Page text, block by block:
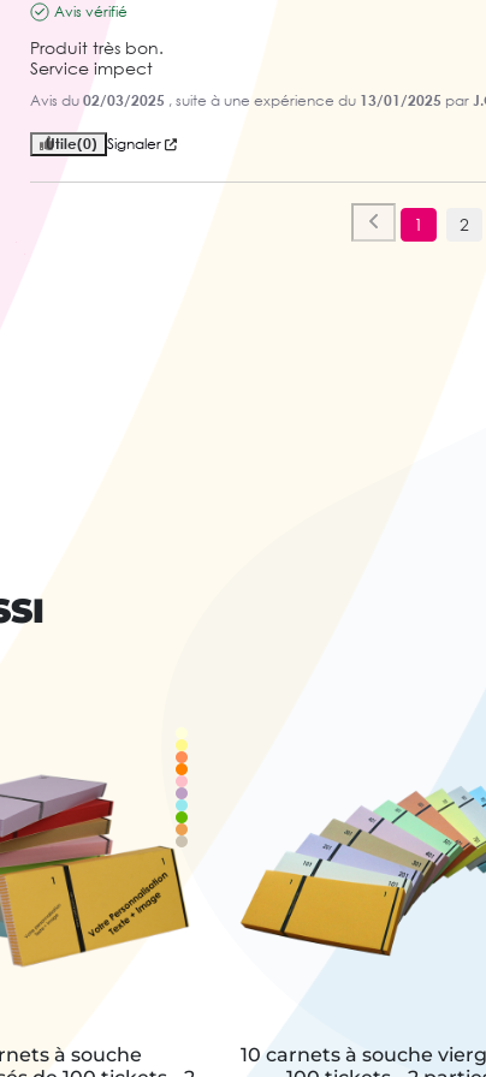
Avis vérifié
Produit très bon.
Service impect
Avis du 02/03/2025 , suite à une expérience du 13/01/2025 par
Utile(0) Signaler
1 2
à souche
10 carnets à souche